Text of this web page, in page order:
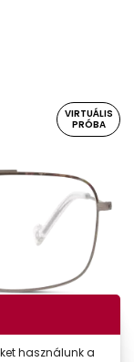
VIRTUÁLIS
PRÓBA
használunk a